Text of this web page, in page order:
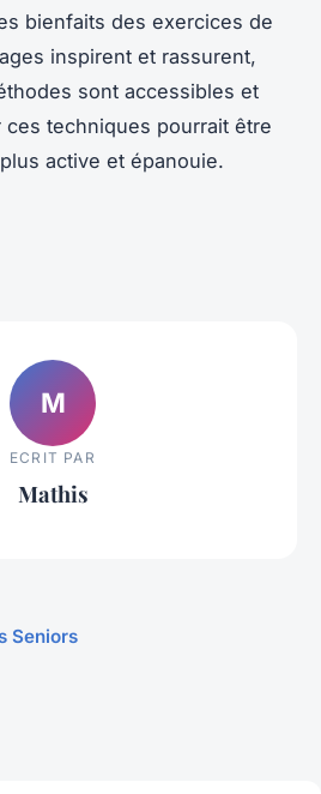
bienfaits des exercices de
inspirent et rassurent,
sont accessibles et
techniques pourrait être
active et épanouie.
M
ECRIT PAR
Mathis
Seniors